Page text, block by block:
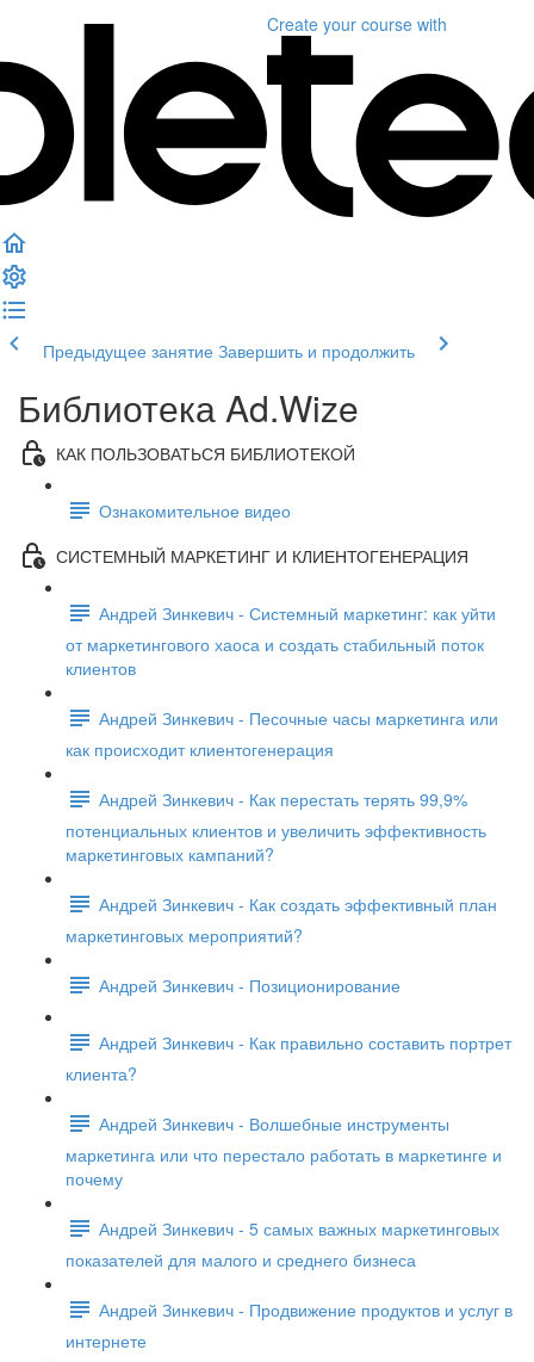
Create your course with
Предыдущее занятие Завершить и продолжить
Библиотека Ad.Wize
КАК ПОЛЬЗОВАТЬСЯ БИБЛИОТЕКОЙ
Ознакомительное видео
СИСТЕМНЫЙ МАРКЕТИНГ И КЛИЕНТОГЕНЕРАЦИЯ
Андрей Зинкевич - Системный маркетинг: как уйти
от маркетингового хаоса и создать стабильный поток
клиентов
Андрей Зинкевич - Песочные часы маркетинга или
как происходит клиентогенерация
Андрей Зинкевич - Как перестать терять 99,9%
потенциальных клиентов и увеличить эффективность
маркетинговых кампаний?
Андрей Зинкевич - Как создать эффективный план
маркетинговых мероприятий?
Андрей Зинкевич - Позиционирование
Андрей Зинкевич - Как правильно составить портрет
клиента?
Андрей Зинкевич - Волшебные инструменты
маркетинга или что перестало работать в маркетинге и
почему
Андрей Зинкевич - 5 самых важных маркетинговых
показателей для малого и среднего бизнеса
Андрей Зинкевич - Продвижение продуктов и услуг в
интернете